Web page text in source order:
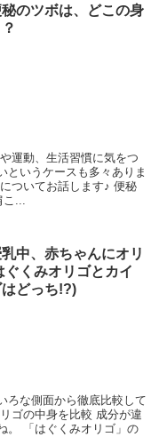
のツボは、どこの身
運動、生活習慣に気をつ
というケースも多々ありま
ついてお話します♪ 便秘
...
中、赤ちゃんにオリ
ぐくみオリゴとカイ
どっち!?)
ろな側面から徹底比較して
ゴの中身を比較 成分が違
。 「はぐくみオリゴ」の